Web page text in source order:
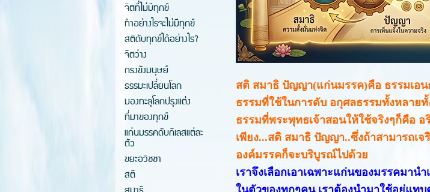
จิตที่ไม่มีทุกข์
ทำอย่างไรจะไม่มีทุกข์
สติดับทุกข์ได้อย่างไร?
จิตว่าง
กรงขังมนุษย์
ธรรมะเปลี่ยนโลก
มองทะลุโลกปรุงแต่ง
ที่มาของทุกข์
แก่นมรรคดับกิเลสแต่ละ
ตัว
ขยะอวิชชา
สติ
สติ สมาธิ ปัญญา(แก่นมรรค)คือ ธรรมเอน
ธรรมที่ใช้ในการดับ อกุศลธรรมทั้งหลาย
ธรรมที่พระพุทธเจ้าสอนให้ใช้จริงๆก็คือ
เพียง...สติ สมาธิ ปัญญา..ซึ่งถ้าสามารถเ
องค์มรรคก็จะบริบูรณ์ไปด้วย
เราจึงเลือกเอาเฉพาะแก่นของมรรคมาน
ในตัวของทุกๆคน เราต้องนำมาใช้อยู่แท